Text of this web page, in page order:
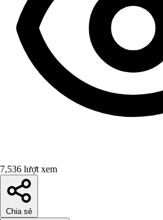
7,536 lượt xem
Chia sẻ